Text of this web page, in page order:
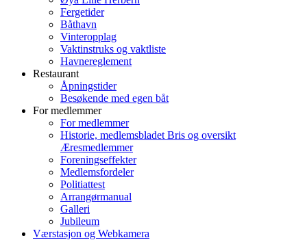
Fergetider
Båthavn
Vinteropplag
Vaktinstruks og vaktliste
Havnereglement
Restaurant
Åpningstider
Besøkende med egen båt
For medlemmer
For medlemmer
Historie, medlemsbladet Bris og oversikt
Æresmedlemmer
Foreningseffekter
Medlemsfordeler
Politiattest
Arrangørmanual
Galleri
Jubileum
Værstasjon og Webkamera